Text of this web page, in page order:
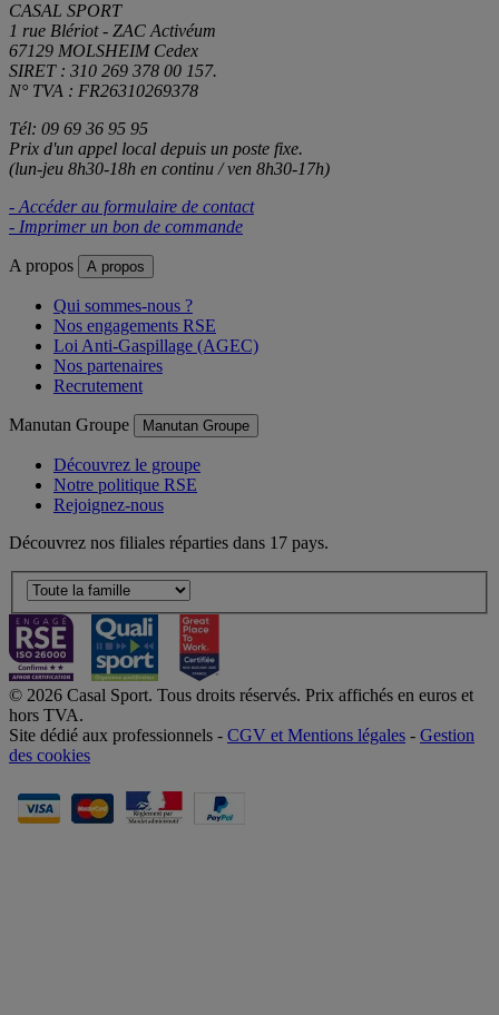
CASAL SPORT
1 rue Blériot - ZAC Activéum
67129 MOLSHEIM Cedex
SIRET : 310 269 378 00 157.
N° TVA : FR26310269378
Tél: 09 69 36 95 95
Prix d'un appel local depuis un poste fixe.
(lun-jeu 8h30-18h en continu / ven 8h30-17h)
- Accéder au formulaire de contact
- Imprimer un bon de commande
A propos A propos
Qui sommes-nous ?
Nos engagements RSE
Loi Anti-Gaspillage (AGEC)
Nos partenaires
Recrutement
Manutan Groupe Manutan Groupe
Découvrez le groupe
Notre politique RSE
Rejoignez-nous
Découvrez nos filiales réparties dans 17 pays.
© 2026 Casal Sport. Tous droits réservés. Prix affichés en euros et
hors TVA.
Site dédié aux professionnels - CGV et Mentions légales - Gestion
des cookies